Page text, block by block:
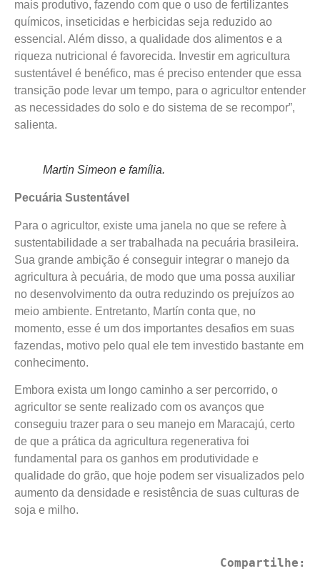
mais produtivo, fazendo com que o uso de fertilizantes
químicos, inseticidas e herbicidas seja reduzido ao
essencial. Além disso, a qualidade dos alimentos e a
riqueza nutricional é favorecida. Investir em agricultura
sustentável é benéfico, mas é preciso entender que essa
transição pode levar um tempo, para o agricultor entender
as necessidades do solo e do sistema de se recompor”,
salienta.
Martin Simeon e família.
Pecuária Sustentável
Para o agricultor, existe uma janela no que se refere à
sustentabilidade a ser trabalhada na pecuária brasileira.
Sua grande ambição é conseguir integrar o manejo da
agricultura à pecuária, de modo que uma possa auxiliar
no desenvolvimento da outra reduzindo os prejuízos ao
meio ambiente. Entretanto, Martín conta que, no
momento, esse é um dos importantes desafios em suas
fazendas, motivo pelo qual ele tem investido bastante em
conhecimento.
Embora exista um longo caminho a ser percorrido, o
agricultor se sente realizado com os avanços que
conseguiu trazer para o seu manejo em Maracajú, certo
de que a prática da agricultura regenerativa foi
fundamental para os ganhos em produtividade e
qualidade do grão, que hoje podem ser visualizados pelo
aumento da densidade e resistência de suas culturas de
soja e milho.
Compartilhe: